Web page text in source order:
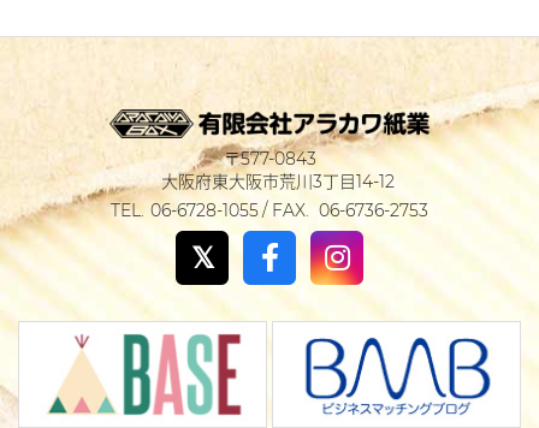
577-0843
大阪府東大阪市荒川3丁目14-12
06-6728-1055
06-6736-2753